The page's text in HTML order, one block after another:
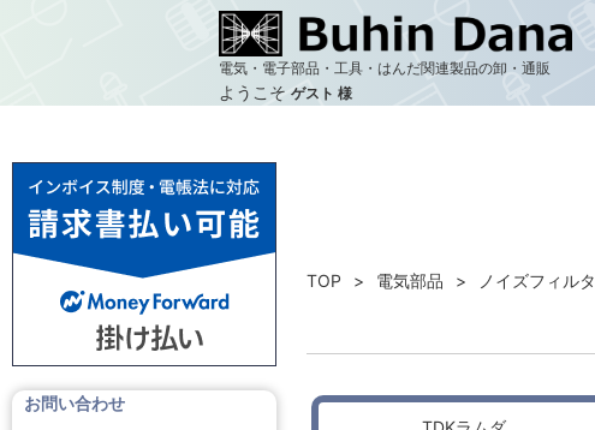
電気・電子部品・工具・はんだ関連製品の卸・通販
ようこそ ゲスト 様
お問い合わせ
TOP 電気部品 ノイズフィルタ